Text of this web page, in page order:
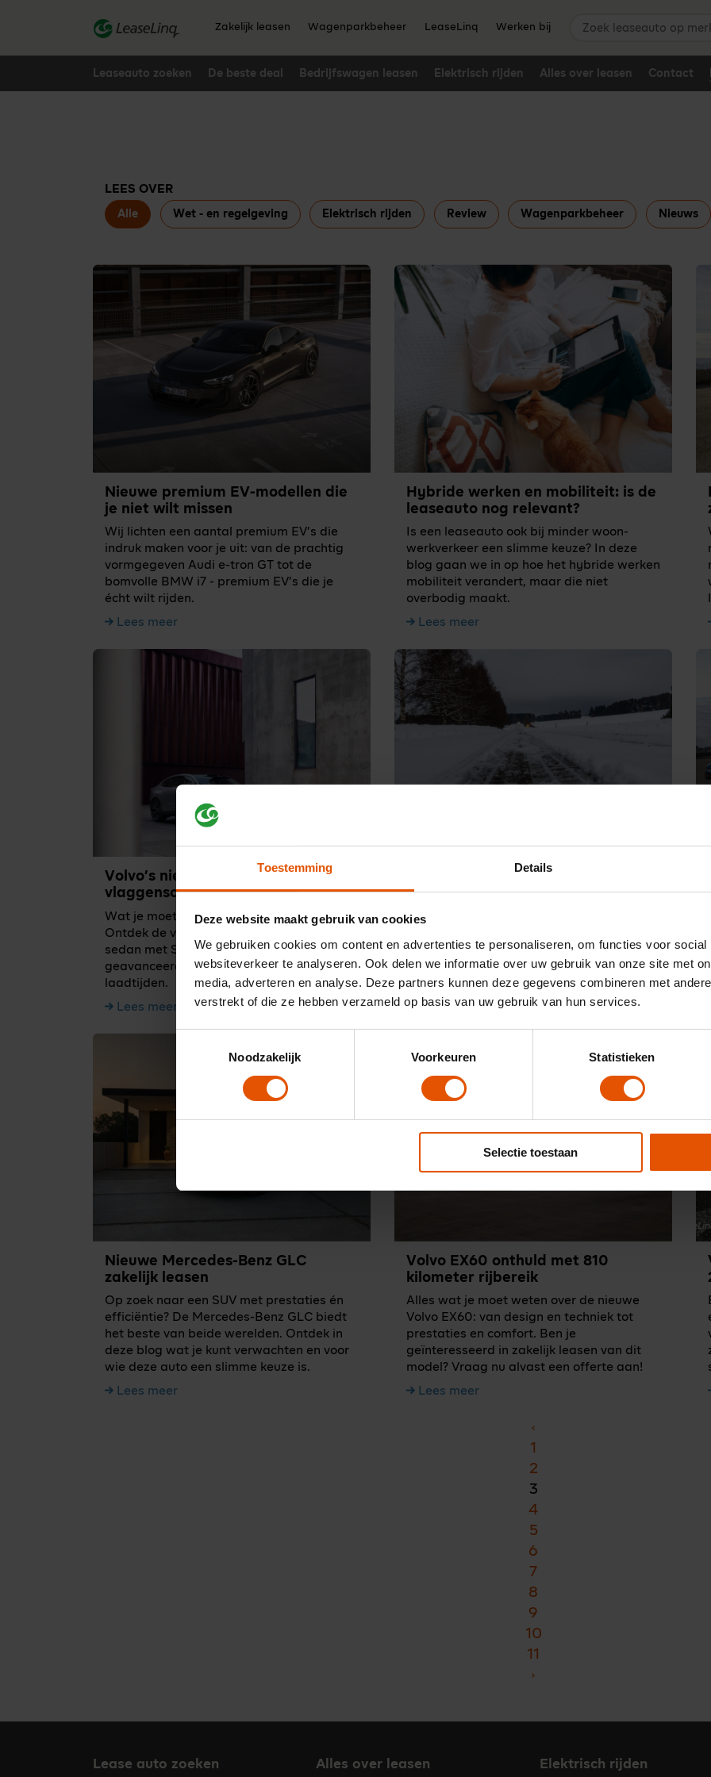
Toestemming Details
Deze website maakt gebruik van cookies
We gebruiken cookies om content en advertenties te personaliseren, om functies voor social
websiteverkeer te analyseren. Ook delen we informatie over uw gebruik van onze site met
media, adverteren en analyse. Deze partners kunnen deze gegevens combineren met
verstrekt of die ze hebben verzameld op basis van uw gebruik van hun services.
Noodzakelijk
Voorkeuren Statistieken
Selectie toestaan
Zakelijk leasen Wagenparkbeheer LeaseLinq Werken bij
Leaseauto zoeken De beste deal Bedrijfswagen leasen Elektrisch rijden Alles over leasen Contact
Zoek leaseauto op
LEES OVER
Alle Wet - en regelgeving Elektrisch rijden Review Wagenparkbeheer Nieuws
Nieuwe premium EV-modellen die
je niet wilt missen
Wij lichten een aantal premium EV’s die
indruk maken voor je uit: van de prachtig
vormgegeven Audi e-tron GT tot de
bomvolle BMW i7 - premium EV’s die je
écht wilt rijden.
Lees meer
Hybride werken en mobiliteit: is de
leaseauto nog relevant?
Is een leaseauto ook bij minder woon-
werkverkeer een slimme keuze? In deze
blog gaan we in op hoe het hybride werken
mobiliteit verandert, maar die niet
overbodig maakt.
Lees meer
Volvo’s nieuwe elektrische
vlaggenschip
Wat je moet weten over de Volvo ES90:
Ontdek de volledig elektrische premium
sedan met Scandinavisch comfort,
geavanceerde veiligheid en snelle
laadtijden.
Lees meer
De accu van je EV of hybrid heeft
het koud (en dit moet jij weten)
Elektrisch rijden in de winter vraagt meer
slimme voorbereidingen en tips van een
aantal experts pak je de kou slim aan.
Lees meer
Nieuwe Mercedes-Benz GLC
zakelijk leasen
Op zoek naar een SUV met prestaties én
efficiëntie? De Mercedes-Benz GLC biedt
het beste van beide werelden. Ontdek in
deze blog wat je kunt verwachten en voor
wie deze auto een slimme keuze is.
Lees meer
Volvo EX60 onthuld met 810
kilometer rijbereik
Alles wat je moet weten over de nieuwe
Volvo EX60: van design en techniek tot
prestaties en comfort. Ben je
geïnteresseerd in zakelijk leasen van dit
model? Vraag nu alvast een offerte aan!
Lees meer
‹
1
2
3
4
5
6
7
8
9
10
11
›
Lease auto zoeken Alles over leasen Elektrisch rijden